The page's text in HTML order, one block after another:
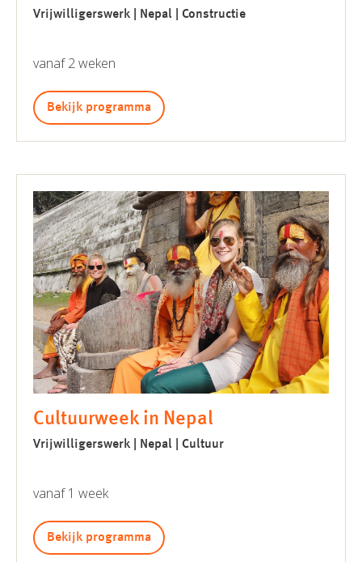
Vrijwilligerswerk | Nepal | Constructie
vanaf 2 weken
Bekijk programma
Cultuurweek in Nepal
Vrijwilligerswerk | Nepal | Cultuur
vanaf 1 week
Bekijk programma